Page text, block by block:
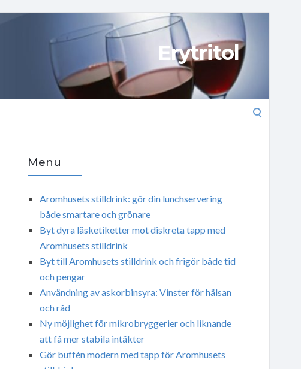
Erytritol
Menu
Aromhusets stilldrink: gör din lunchservering
både smartare och grönare
Byt dyra läsketiketter mot diskreta tapp med
Aromhusets stilldrink
Byt till Aromhusets stilldrink och frigör både tid
och pengar
Användning av askorbinsyra: Vinster för hälsan
och råd
Ny möjlighet för mikrobryggerier och liknande
att få mer stabila intäkter
Gör buffén modern med tapp för Aromhusets